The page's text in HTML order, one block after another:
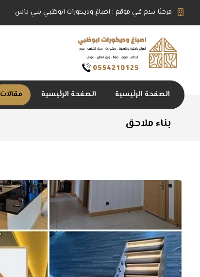
مرحبًا بكم في موقع : اصباغ وديكورات ابوظبي بني ياس
الصفحة الرئيسية الصفحة الرئيسية مقالات
بناء ملاحق